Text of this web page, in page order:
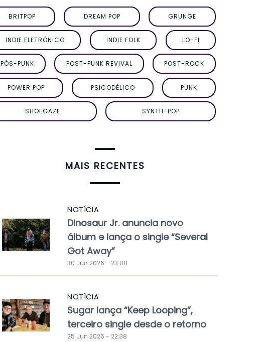
BRITPOP DREAM POP GRUNGE
INDIE ELETRÔNICO INDIE FOLK LO-FI
PÓS-PUNK POST-PUNK REVIVAL POST-ROCK
POWER POP PSICODÉLICO PUNK
SHOEGAZE SYNTH-POP
MAIS RECENTES
NOTÍCIA
Dinosaur Jr. anuncia novo
álbum e lança o single “Several
Got Away”
30 Jun 2026 - 23:08
NOTÍCIA
Sugar lança “Keep Looping”,
terceiro single desde o retorno
25 Jun 2026 - 22:38